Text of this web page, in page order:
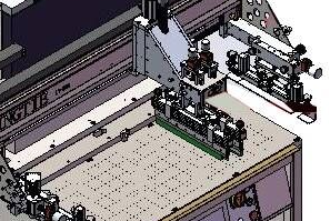
worden vaak
die efficiënte
industrieën die vaak
terugspoelen van etiketten
hun productie te
De automatische
omvat hoofdzakelijk
zeefdrukstation en
droger en IR-droger
verkrijgbaar. Voor
warmteoverdracht
aan de printlijn
Details